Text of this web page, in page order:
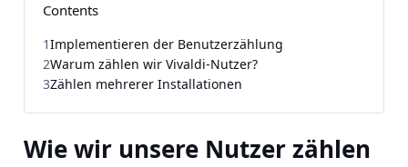
Wie wir unsere Nutzer zählen
Contents
1Implementieren der Benutzerzählung
2Warum zählen wir Vivaldi-Nutzer?
3Zählen mehrerer Installationen